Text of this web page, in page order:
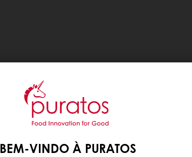
BEM-VINDO À PURATOS